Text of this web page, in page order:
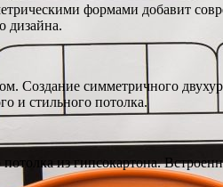
формами добавит
дизайна.
Создание симметричного
и стильного потолка.
из гипсокартона.